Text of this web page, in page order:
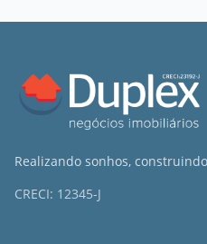
Realizando sonhos,
CRECI: 12345-J